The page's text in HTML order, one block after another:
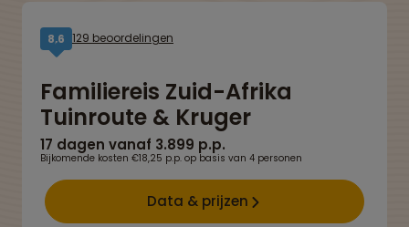
8,6 129 beoordelingen
Familiereis Zuid-Afrika
Tuinroute & Kruger
17 dagen vanaf 3.899 p.p.
Bijkomende kosten €18,25 p.p. op basis van 4 personen
Data & prijzen